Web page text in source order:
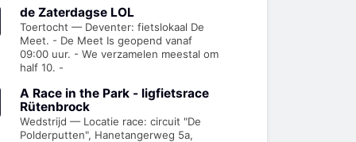
NVHPV
🡺
🡺
de Zaterdagse LOL
Toertocht — Deventer: fietslokaal De
Meet. - De Meet Is geopend vanaf
09:00 uur. - We verzamelen meestal om
half 10. -
A Race in the Park - ligfietsrace
Rütenbrock
Wedstrijd — Locatie race: circuit "De
Polderputten", Hanetangerweg 5a,